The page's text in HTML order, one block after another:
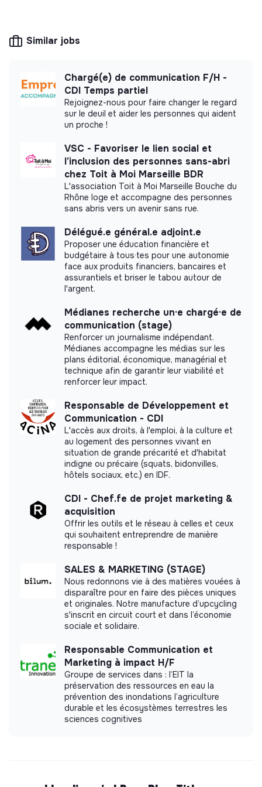
du vélo
Valoriser leslow tourismeet les mobilités douces
Créer des espaces desororité et d’empowerment
Transformer le vélo en
outil d’émancipation
TES MISSIONS
Communication & visibilité
tiktok (posts, stories, visuels)
Animation et développement de la communauté
Création deflyers et supports de communication
pour les événements (Canva)
Aide à la rédaction de contenus éditoriaux (posts,
accroches, textes courts)
Contribution à la communication d’une
campagne de
crowdfunding
Participation à la mise en place d’unenewsletter
Production de contenus lors des événements :
photos et vidéos
événements
making potential is limited. It may be an
More information
Website
Nonprofit organization
< 15 persons
Social
Impact study
En selle Giselle did not yet communicate its
impact measurement.
Labels and certifications
This structure did not communicate to us the
labels or certifications that it was able to obtain.
Documents
Did not yet add a transparency document.
Similar jobs
Chargé(e) de communication F/H -
CDI Temps partiel
Rejoignez-nous pour faire changer le regard
sur le deuil et aider les personnes qui aident
un proche !
VSC - Favoriser le lien social et
l’inclusion des personnes sans-abri
chez Toit à Moi Marseille BDR
L'association Toit à Moi Marseille Bouche du
Rhône loge et accompagne des personnes
sans abris vers un avenir sans rue.
Délégué.e général.e adjoint.e
Proposer une éducation financière et
budgétaire à tous·tes pour une autonomie
face aux produits financiers, bancaires et
assurantiels et briser le tabou autour de
l'argent.
Médianes recherche un·e chargé·e de
communication (stage)
Renforcer un journalisme indépendant.
Médianes accompagne les médias sur les
plans éditorial, économique, managérial et
technique afin de garantir leur viabilité et
renforcer leur impact.
Responsable de Développement et
Communication - CDI
L'accès aux droits, à l'emploi, à la culture et
au logement des personnes vivant en
situation de grande précarité et d'habitat
indigne ou précaire (squats, bidonvilles,
hôtels sociaux, etc.) en IDF.
CDI - Chef.fe de projet marketing &
acquisition
Offrir les outils et le réseau à celles et ceux
qui souhaitent entreprendre de manière
responsable !
SALES & MARKETING (STAGE)
Nous redonnons vie à des matières vouées à
disparaître pour en faire des pièces uniques
et originales. Notre manufacture d’upcycling
s'inscrit en circuit court et dans l’économie
sociale et solidaire.
Responsable Communication et
Marketing à impact H/F
Groupe de services dans : l’EIT la
préservation des ressources en eau la
prévention des inondations l’agriculture
durable et les écosystèmes terrestres les
sciences cognitives